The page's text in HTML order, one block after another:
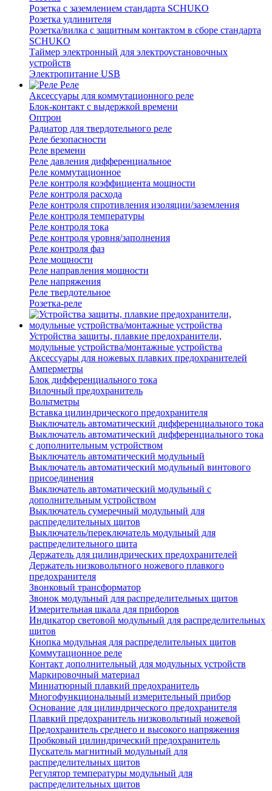
Розетка с заземлением стандарта SCHUKO
Розетка удлинителя
Розетка/вилка с защитным контактом в сборе стандарта
SCHUKO
Таймер электронный для электроустановочных
устройств
Электропитание USB
Реле
Аксессуары для коммутационного реле
Блок-контакт с выдержкой времени
Оптрон
Радиатор для твердотельного реле
Реле безопасности
Реле времени
Реле давления дифференциальное
Реле коммутационное
Реле контроля коэффициента мощности
Реле контроля расхода
Реле контроля спротивления изоляции/заземления
Реле контроля температуры
Реле контроля тока
Реле контроля уровня/заполнения
Реле контроля фаз
Реле мощности
Реле направления мощности
Реле напряжения
Реле твердотельное
Розетка-реле
Устройства защиты, плавкие предохранители,
модульные устройства/монтажные устройства
Аксессуары для ножевых плавких предохранителей
Амперметры
Блок дифференциального тока
Вилочный предохранитель
Вольтметры
Вставка цилиндрического предохранителя
Выключатель автоматический дифференциального тока
Выключатель автоматический дифференциального тока
с дополнительным устройством
Выключатель автоматический модульный
Выключатель автоматический модульный винтового
присоединения
Выключатель автоматический модульный с
дополнительным устройством
Выключатель сумеречный модульный для
распределительных щитов
Выключатель/переключатель модульный для
распределительного щита
Держатель для цилиндрических предохранителей
Держатель низковольтного ножевого плавкого
предохранителя
Звонковый трансформатор
Звонок модульный для распределительных щитов
Измерительная шкала для приборов
Индикатор световой модульный для распределительных
щитов
Кнопка модульная для распределительных щитов
Коммутационное реле
Контакт дополнительный для модульных устройств
Маркировочный материал
Миниатюрный плавкий предохранитель
Многофункциональный измерительный прибор
Основание для цилиндрического предохранителя
Плавкий предохранитель низковольтный ножевой
Предохранитель среднего и высокого напряжения
Пробковый цилиндрический предохранитель
Пускатель магнитный модульный для
распределительных щитов
Регулятор температуры модульный для
распределительных щитов